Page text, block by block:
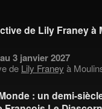
de Lily Franey à
3 janvier 2027
de Lily Franey à
: un demi-